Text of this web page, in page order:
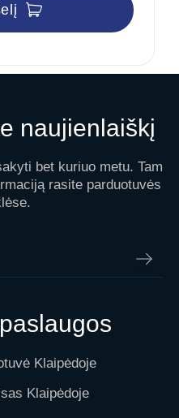
naujienlaiškį
bet kuriuo metu. Tam
rasite parduotuvės
Klaipėdoje
Klaipėdoje